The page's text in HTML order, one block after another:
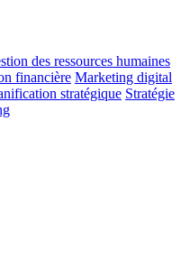
des ressources humaines
financière Marketing digital
stratégique Stratégie